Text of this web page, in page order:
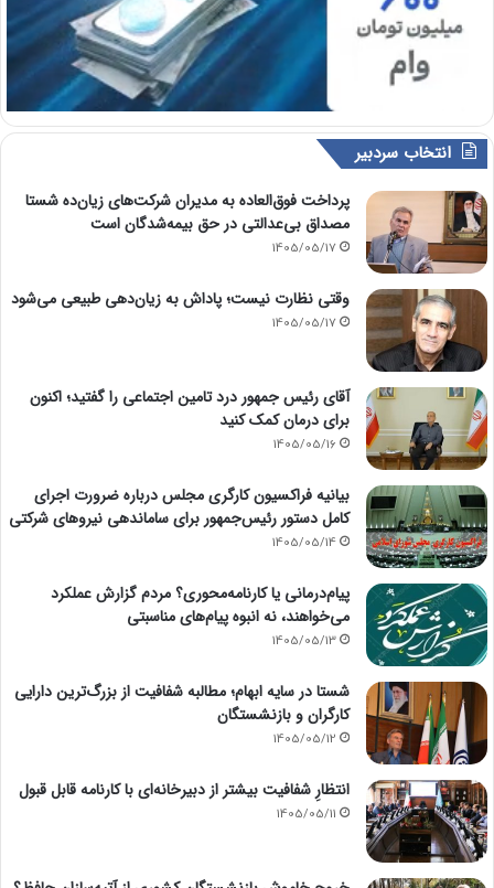
انتخاب سردبیر
پرداخت فوق‌العاده به مدیران شرکت‌های زیان‌ده شستا
مصداق بی‌عدالتی در حق بیمه‌شدگان است
1405/05/17
وقتی نظارت نیست؛ پاداش به زیان‌دهی طبیعی می‌شود
1405/05/17
آقای رئیس جمهور درد تامین اجتماعی را گفتید؛ اکنون
برای درمان کمک کنید
1405/05/16
بیانیه فراکسیون کارگری مجلس درباره ضرورت اجرای
کامل دستور رئیس‌جمهور برای ساماندهی نیروهای شرکتی
1405/05/14
پیام‌درمانی یا کارنامه‌محوری؟ مردم گزارش عملکرد
می‌خواهند، نه انبوه پیام‌های مناسبتی
1405/05/13
شستا در سایه ابهام؛ مطالبه شفافیت از بزرگ‌ترین دارایی
کارگران و بازنشستگان
1405/05/12
انتظارِ شفافیت بیشتر از دبیرخانه‌ای با کارنامه قابل قبول
1405/05/11